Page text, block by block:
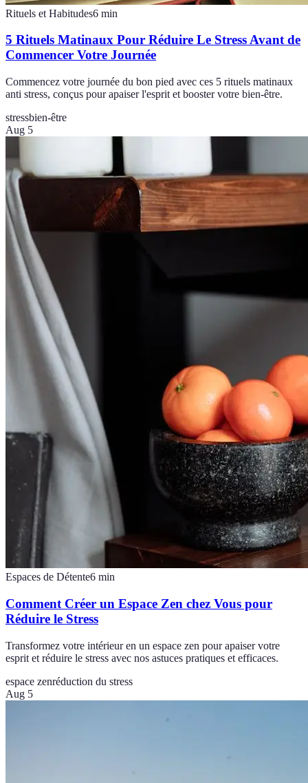
Rituels et Habitudes6 min
5 Rituels Matinaux Pour Réduire Le Stress Avant de
Commencer Votre Journée
Commencez votre journée du bon pied avec ces 5 rituels matinaux
anti stress, conçus pour apaiser l'esprit et booster votre bien-être.
stressbien-être
Aug 5
Espaces de Détente6 min
Comment Créer un Espace Zen chez Vous pour
Réduire le Stress
Transformez votre intérieur en un espace zen pour apaiser votre
esprit et réduire le stress avec nos astuces pratiques et efficaces.
espace zenréduction du stress
Aug 5